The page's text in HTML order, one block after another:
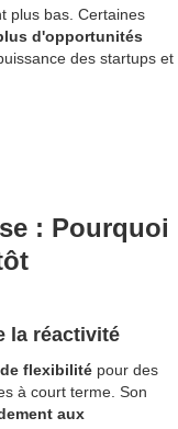
plus bas. Certaines
d'opportunités
des startups et
: Pourquoi
la réactivité
flexibilité pour des
à court terme. Son
aux